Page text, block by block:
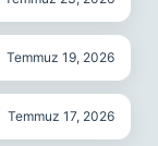
Temmuz 19, 2026
Temmuz 17, 2026